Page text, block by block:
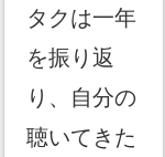
タクは一年
を振り返
り、自分の
聴いてきた